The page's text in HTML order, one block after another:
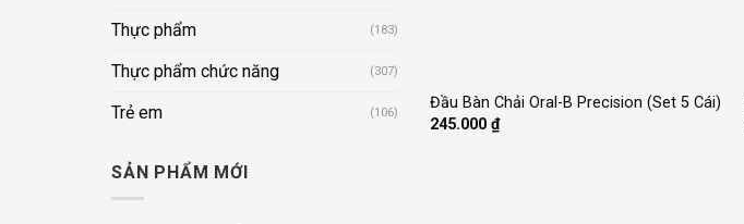
Thực phẩm (183)
Thực phẩm chức năng (307)
Trẻ em (106)
SẢN PHẨM MỚI
Đầu Bàn Chải Oral-B Precision (Set 5 Cái)
245.000₫